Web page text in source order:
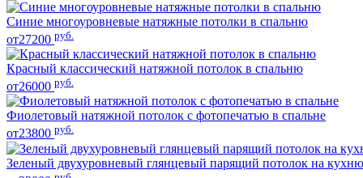
Синие многоуровневые натяжные потолки в спальню
от27200 руб.
Красный классический натяжной потолок в спальню
от26000 руб.
Фиолетовый натяжной потолок с фотопечатью в спальне
от23800 руб.
Зеленый двухуровневый глянцевый парящий потолок на кухню